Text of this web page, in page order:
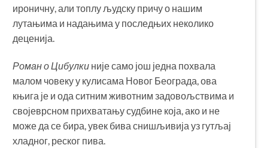
ироничну, али топлу људску причу о нашим
лутањима и надањима у последњих неколико
деценија.
Роман о Цибулки није само још једна похвала
малом човеку у кулисама Новог Београда, ова
књига је и ода ситним животним задовољствима и
својеврсном прихватању судбине која, ако и не
може да се бира, увек бива снишљивија уз гутљај
хладног, реског пива.